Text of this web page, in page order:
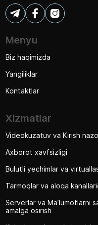
Menyu
Biz haqimizda
Yangiliklar
Kontaktlar
Xizmatlar
Videokuzatuv va Kirish
Axborot xavfsizligi
Bulutli yechimlar va
Tarmoqlar va aloqa
Serverlar va Ma’lumotlarni
amalga osirish